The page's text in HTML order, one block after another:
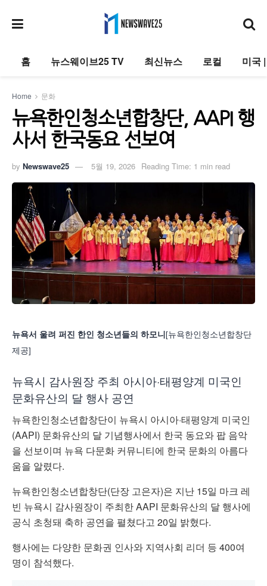
홈 뉴스웨이브25 TV 최신뉴스 로컬 미국
Home 문화
뉴욕한인청소년합창단, AAPI 행
사서 한국동요 선보여
by Newswave25 5월 19, 2026 Reading Time: 1 min read
뉴욕서 울려 퍼진 한인 청소년들의 하모니[뉴욕한인청소년합창단
제공]
뉴욕시 감사원장 주최 아시아·태평양계 미국인
문화유산의 달 행사 공연
뉴욕한인청소년합창단이 뉴욕시 아시아·태평양계 미국인
(AAPI) 문화유산의 달 기념행사에서 한국 동요와 팝 음악
을 선보이며 뉴욕 다문화 커뮤니티에 한국 문화의 아름다
움을 알렸다.
뉴욕한인청소년합창단(단장 고은자)은 지난 15일 마크 레
빈 뉴욕시 감사원장이 주최한 AAPI 문화유산의 달 행사에
공식 초청돼 축하 공연을 펼쳤다고 20일 밝혔다.
행사에는 다양한 문화권 인사와 지역사회 리더 등 400여
명이 참석했다.